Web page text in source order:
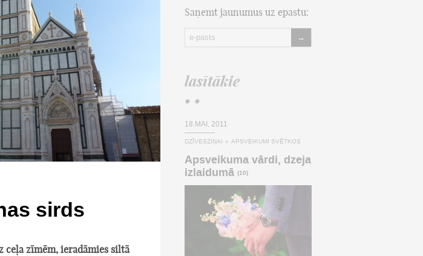
sirds
ceļa zīmēm, ieradāmies siltā
Saņemt jaunumus uz epastu:
→
lasītākie
• •
18.MAI, 2011
DZĪVESZIŅAI » APSVEIKUMI SVĒTKOS
Apsveikuma vārdi, dzeja
izlaidumā (10)